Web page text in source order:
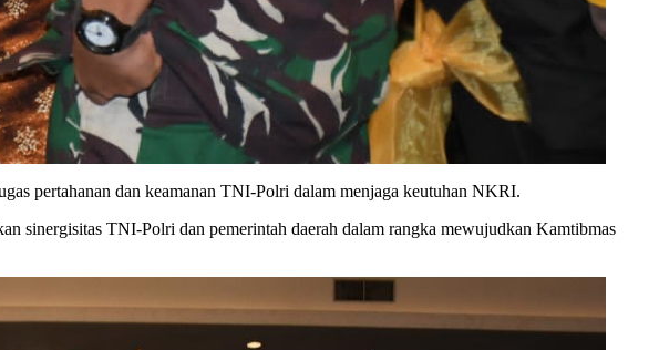
pertahanan dan keamanan TNI-Polri dalam menjaga keutuhan NKRI.
sinergisitas TNI-Polri dan pemerintah daerah dalam rangka mewujudkan Kamtibmas